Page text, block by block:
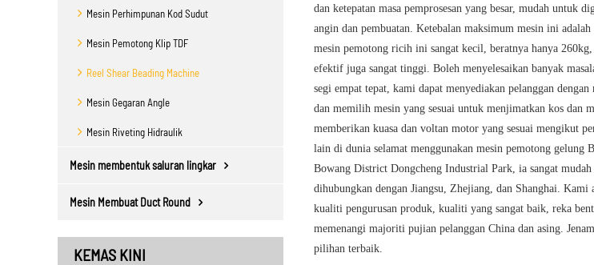
Mesin Perhimpunan Kod Sudut
Mesin Pemotong Klip TDF
Reel Shear Beading Machine
Mesin Gegaran Angle
Mesin Riveting Hidraulik
Mesin membentuk saluran lingkar
Mesin Membuat Duct Round
KEMAS KINI
dan ketepatan masa pemprosesan yang besar, mudah untuk
angin dan pembuatan. Ketebalan maksimum mesin ini
mesin pemotong ricih ini sangat kecil, beratnya hanya
efektif juga sangat tinggi. Boleh menyelesaikan banyak
segi empat tepat, kami dapat menyediakan pelanggan
dan memilih mesin yang sesuai untuk menjimatkan kos dan
memberikan kuasa dan voltan motor yang sesuai mengikut
lain di dunia selamat menggunakan mesin pemotong
Bowang District Dongcheng Industrial Park, ia sangat
dihubungkan dengan Jiangsu, Zhejiang, dan Shanghai. Kami
kualiti pengurusan produk, kualiti yang sangat baik, reka
memenangi majoriti pujian pelanggan China dan asing.
pilihan terbaik.